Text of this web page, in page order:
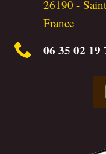
26190 -
France
06 35 02 19